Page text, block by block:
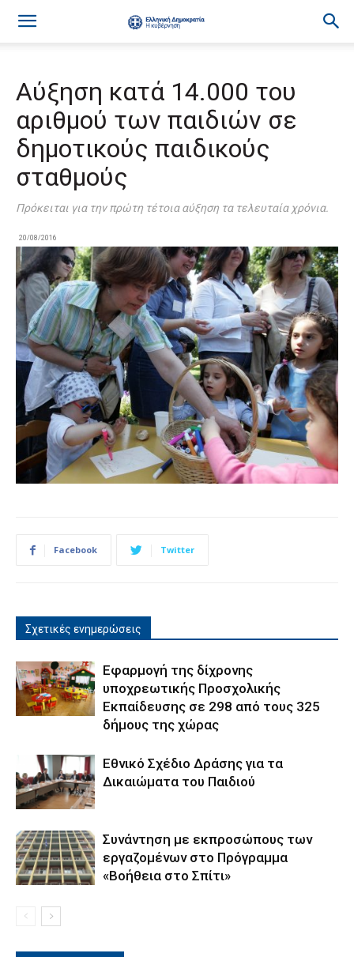
Αύξηση κατά 14.000 του
αριθμού των παιδιών σε
δημοτικούς παιδικούς
σταθμούς
Πρόκειται για την πρώτη τέτοια αύξηση τα τελευταία χρόνια.
20/08/2016
Facebook Twitter
Σχετικές ενημερώσεις
Εφαρμογή της δίχρονης
υποχρεωτικής Προσχολικής
Εκπαίδευσης σε 298 από τους 325
δήμους της χώρας
Εθνικό Σχέδιο Δράσης για τα
Δικαιώματα του Παιδιού
Συνάντηση με εκπροσώπους των
εργαζομένων στο Πρόγραμμα
«Βοήθεια στο Σπίτι»